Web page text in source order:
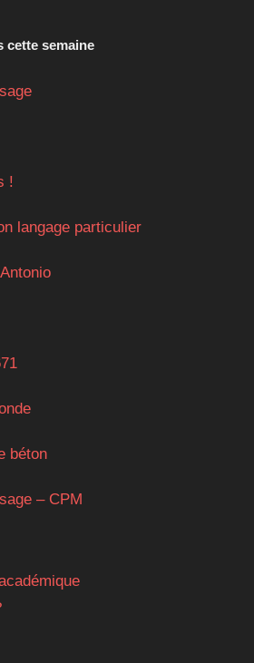
cette semaine
!
langage particulier
béton
– CPM